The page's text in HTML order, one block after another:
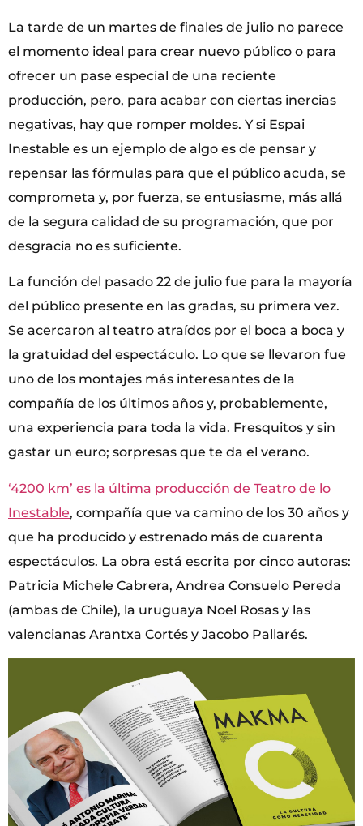
La tarde de un martes de finales de julio no parece
el momento ideal para crear nuevo público o para
ofrecer un pase especial de una reciente
producción, pero, para acabar con ciertas inercias
negativas, hay que romper moldes. Y si Espai
Inestable es un ejemplo de algo es de pensar y
repensar las fórmulas para que el público acuda, se
comprometa y, por fuerza, se entusiasme, más allá
de la segura calidad de su programación, que por
desgracia no es suficiente.
La función del pasado 22 de julio fue para la mayoría
del público presente en las gradas, su primera vez.
Se acercaron al teatro atraídos por el boca a boca y
la gratuidad del espectáculo. Lo que se llevaron fue
uno de los montajes más interesantes de la
compañía de los últimos años y, probablemente,
una experiencia para toda la vida. Fresquitos y sin
gastar un euro; sorpresas que te da el verano.
‘4200 km’ es la última producción de Teatro de lo
Inestable, compañía que va camino de los 30 años y
que ha producido y estrenado más de cuarenta
espectáculos. La obra está escrita por cinco autoras:
Patricia Michele Cabrera, Andrea Consuelo Pereda
(ambas de Chile), la uruguaya Noel Rosas y las
valencianas Arantxa Cortés y Jacobo Pallarés.